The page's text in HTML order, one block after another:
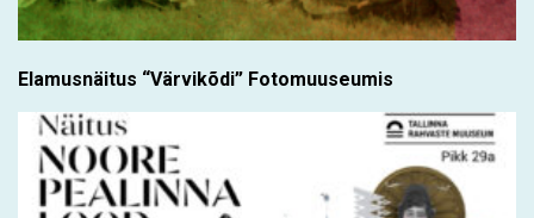
Elamusnäitus “Värvikõdi” Fotomuuseumis